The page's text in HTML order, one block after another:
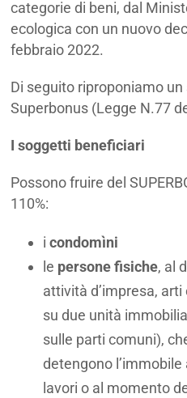
categorie di beni, dal
ecologica con un nuovo
febbraio 2022.
Di seguito riproponiamo
Superbonus (Legge N.77
I soggetti beneficiari
Possono fruire del
110%:
icondomìni
le persone fisiche, al
attività d’impresa,
su due unità
sulle parti comuni),
detengono
lavori o al momento